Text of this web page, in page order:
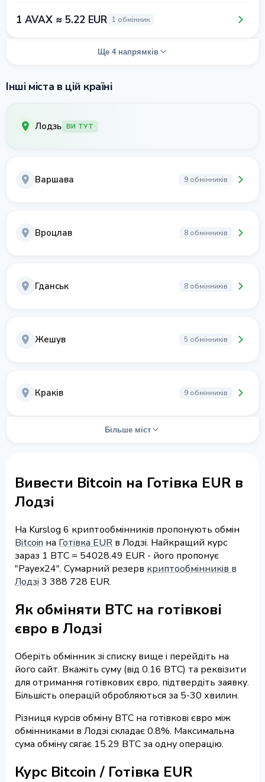
1 AVAX ≈ 5.22 EUR 1 обмінник
Ще 4 напрямків
Інші міста в цій країні
Лодзь ВИ ТУТ
Варшава 9 обмінників
Вроцлав 8 обмінників
Гданськ 8 обмінників
Жешув 5 обмінників
Краків 9 обмінників
Більше міст
Вивести Bitcoin на Готівка EUR в
Лодзі
На Kurslog 6 криптообмінників пропонують обмін
Bitcoin на Готівка EUR в Лодзі. Найкращий курс
зараз 1 BTC = 54028.49 EUR - його пропонує
"Payex24". Сумарний резерв криптообмінників в
Лодзі 3 388 728 EUR.
Як обміняти BTC на готівкові
євро в Лодзі
Оберіть обмінник зі списку вище і перейдіть на
його сайт. Вкажіть суму (від 0.16 BTC) та реквізити
для отримання готівкових євро, підтвердіть заявку.
Більшість операцій обробляються за 5-30 хвилин.
Різниця курсів обміну BTC на готівкові євро між
обмінниками в Лодзі складає 0.8%. Максимальна
сума обміну сягає 15.29 BTC за одну операцію.
Курс Bitcoin / Готівка EUR